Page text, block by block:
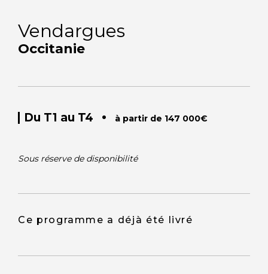
Vendargues
Occitanie
Du T1 au T4 • à partir de 147 000€
Sous réserve de disponibilité
Ce programme a déjà été livré